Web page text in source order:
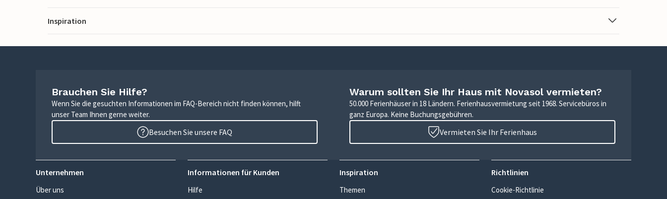
Inspiration
Brauchen Sie Hilfe?
Wenn Sie die gesuchten Informationen im FAQ-Bereich nicht finden können, hilft
unser Team Ihnen gerne weiter.
Besuchen Sie unsere FAQ
Warum sollten Sie Ihr Haus mit Novasol vermieten?
50.000 Ferienhäuser in 18 Ländern. Ferienhausvermietung seit 1968. Servicebüros in
ganz Europa. Keine Buchungsgebühren.
Vermieten Sie Ihr Ferienhaus
Unternehmen
Über uns
Informationen für Kunden
Hilfe
Inspiration
Themen
Richtlinien
Cookie-Richtlinie